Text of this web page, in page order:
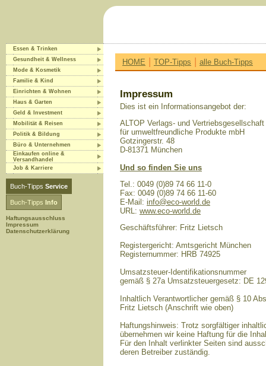
Essen & Trinken
Gesundheit & Wellness
Mode & Kosmetik
Familie & Kind
Einrichten & Wohnen
Haus & Garten
Geld & Investment
Mobilität & Reisen
Politik & Bildung
Büro & Unternehmen
Einkaufen online &
Versandhandel
Job & Karriere
Buch-Tipps Service
Buch-Tipps Info
Haftungsausschluss
Impressum
Datenschutzerklärung
HOME | TOP-Tipps | alle Buch-Tipps
Impressum
Dies ist ein Informationsangebot der:
ALTOP Verlags- und Vertriebsgesellschaft
für umweltfreundliche Produkte mbH
Gotzingerstr. 48
D-81371 München
Und so finden Sie uns
Tel.: 0049 (0)89 74 66 11-0
Fax: 0049 (0)89 74 66 11-60
E-Mail: info@eco-world.de
URL: www.eco-world.de
Geschäftsführer: Fritz Lietsch
Registergericht: Amtsgericht München
Registernummer: HRB 74925
Umsatzsteuer-Identifikationsnummer
gemäß § 27a Umsatzsteuergesetz: DE
Inhaltlich Verantwortlicher gemäß § 10
Fritz Lietsch (Anschrift wie oben)
Haftungshinweis: Trotz sorgfältiger
übernehmen wir keine Haftung für die
Für den Inhalt verlinkter Seiten sind
deren Betreiber zuständig.